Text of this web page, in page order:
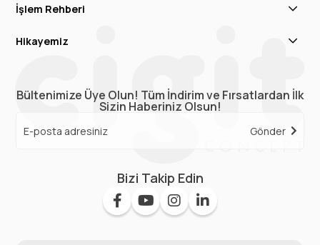
İşlem Rehberi
Hikayemiz
Bültenimize Üye Olun! Tüm İndirim ve Fırsatlardan İlk
Sizin Haberiniz Olsun!
Gönder
Bizi Takip Edin